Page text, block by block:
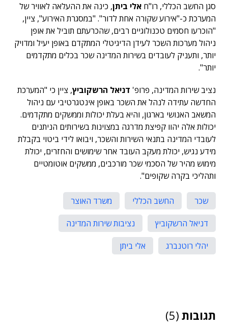
סגן החשב הכללי, רו"ח אלי ביתן, כינה את ההעלאה לאוויר של
המערכת כ-"אירוע שקורה אחת לדור". "במסגרת האירוע", ציין,
"הוכרעו חסמים טכנולוגיים רבים, שהכרעתם תוביל את אופן
ניהול מערכות השכר לעידן הדיגיטלי המתקדם באופן יעיל ומדויק
יותר, ותעניק לעובדים בשירות המדינה שכר בכלים מתקדמים
יותר".
נציב שירות המדינה, פרופ' דניאל הרשקוביץ, ציין כי "המערכת
החדשה עתידה לנהל את השכר באופן אינטגרטיבי עם ניהול
המשאב האנושי בארגון, והיא בעלת יכולות וממשקים מתקדמים.
יכולות אלה יהוו קפיצת מדרגה במצוינות בשירותים הניתנים
לעובדי המדינה בתנאי השירות והשכר, ויבואו לידי ביטוי בקבלת
מידע נגיש, יכולת מעקב העובד אחר שימושים והחזרים, יכולת
מימוש מהיר של הסכמי שכר מורכבים, ממשקים אוטומטיים
ותהליכי בקרה שקופים".
שכר החשב הכללי
משרד האוצר
דניאל הרשקוביץ
נציבות שירות המדינה
יהלי רוטנברג
אלי ביתן
תגובות (5)